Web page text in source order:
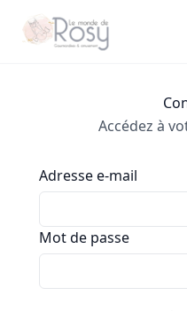
Accédez à
Adresse e-mail
Mot de passe